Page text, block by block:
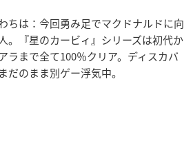
ちは：今回勇み足でマクドナルドに向
。『星のカービィ』シリーズは初代か
ラまで全て100％クリア。ディスカバ
だのまま別ゲー浮気中。